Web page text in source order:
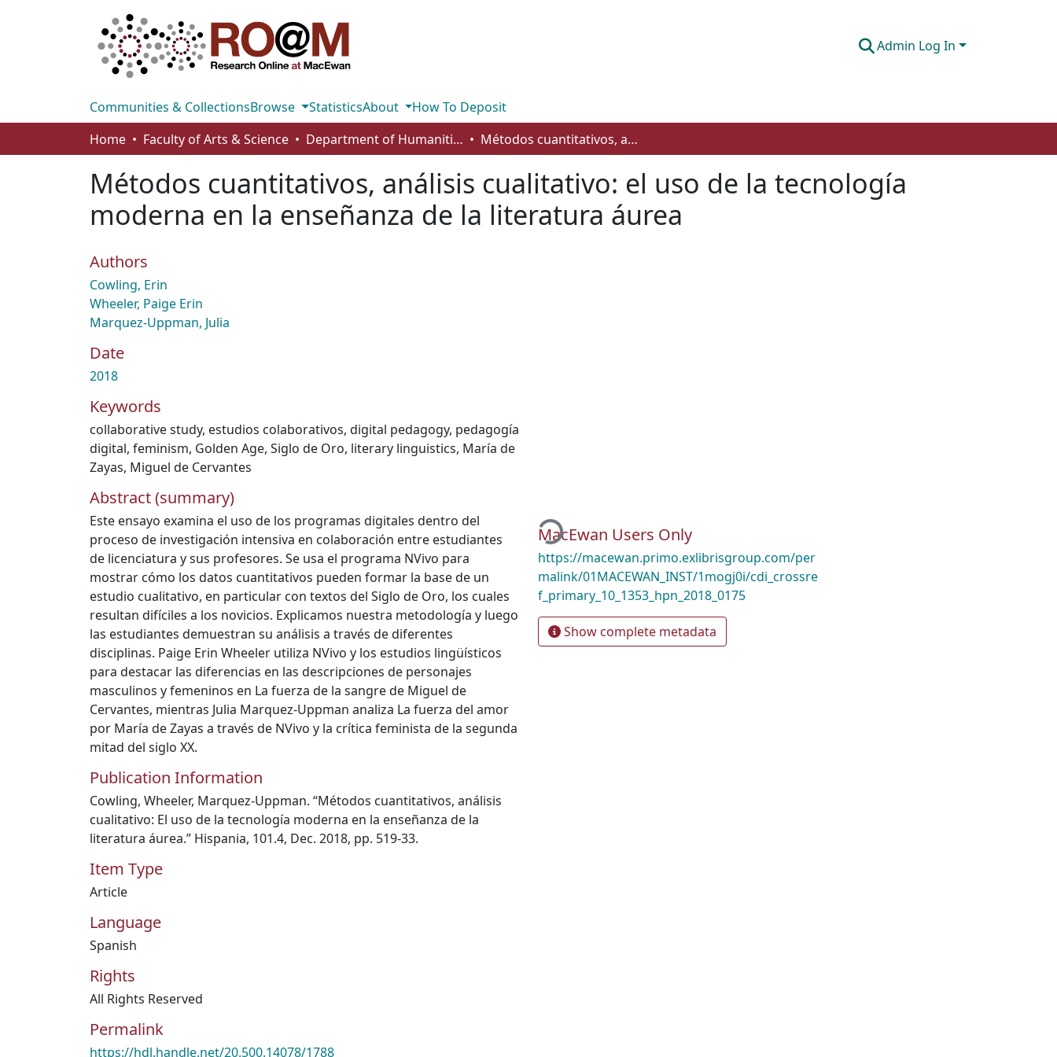
Admin Log In
Communities & CollectionsBrowse StatisticsAbout
How To Deposit
Home
Faculty of Arts & Science Department of Humanities Métodos cuantitativos, análisis cualitativo: el uso de la tecnología moderna en la enseñanza de la literatura áurea
Métodos cuantitativos, análisis cualitativo: el uso de la tecnología
moderna en la enseñanza de la literatura áurea
Authors
Cowling, Erin
Wheeler, Paige Erin
Marquez-Uppman, Julia
Date
2018
Keywords
collaborative study, estudios colaborativos, digital pedagogy, pedagogía
digital, feminism, Golden Age, Siglo de Oro, literary linguistics, María de
Zayas, Miguel de Cervantes
Abstract (summary)
Este ensayo examina el uso de los programas digitales dentro del
proceso de investigación intensiva en colaboración entre estudiantes
de licenciatura y sus profesores. Se usa el programa NVivo para
mostrar cómo los datos cuantitativos pueden formar la base de un
estudio cualitativo, en particular con textos del Siglo de Oro, los cuales
resultan difíciles a los novicios. Explicamos nuestra metodología y luego
las estudiantes demuestran su análisis a través de diferentes
disciplinas. Paige Erin Wheeler utiliza NVivo y los estudios lingüísticos
para destacar las diferencias en las descripciones de personajes
masculinos y femeninos en La fuerza de la sangre de Miguel de
Cervantes, mientras Julia Marquez-Uppman analiza La fuerza del amor
por María de Zayas a través de NVivo y la crítica feminista de la segunda
mitad del siglo XX.
Publication Information
Cowling, Wheeler, Marquez-Uppman. “Métodos cuantitativos, análisis
cualitativo: El uso de la tecnología moderna en la enseñanza de la
literatura áurea.” Hispania, 101.4, Dec. 2018, pp. 519-33.
Item Type
Article
Language
Spanish
Rights
All Rights Reserved
Permalink
https://hdl.handle.net/20.500.14078/1788
Loading...
MacEwan Users Only
https://macewan.primo.exlibrisgroup.com/per
malink/01MACEWAN_INST/1mogj0i/cdi_crossre
f_primary_10_1353_hpn_2018_0175
Show complete metadata